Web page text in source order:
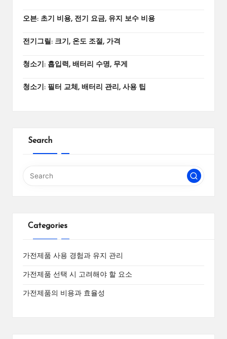
오븐: 초기 비용, 전기 요금, 유지 보수 비용
전기그릴: 크기, 온도 조절, 가격
청소기: 흡입력, 배터리 수명, 무게
청소기: 필터 교체, 배터리 관리, 사용 팁
Search
Categories
가전제품 사용 경험과 유지 관리
가전제품 선택 시 고려해야 할 요소
가전제품의 비용과 효율성